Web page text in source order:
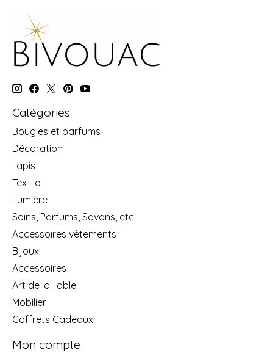
Catégories
Bougies et parfums
Décoration
Tapis
Textile
Lumière
Soins, Parfums, Savons, etc
Accessoires vêtements
Bijoux
Accessoires
Art de la Table
Mobilier
Coffrets Cadeaux
Mon compte